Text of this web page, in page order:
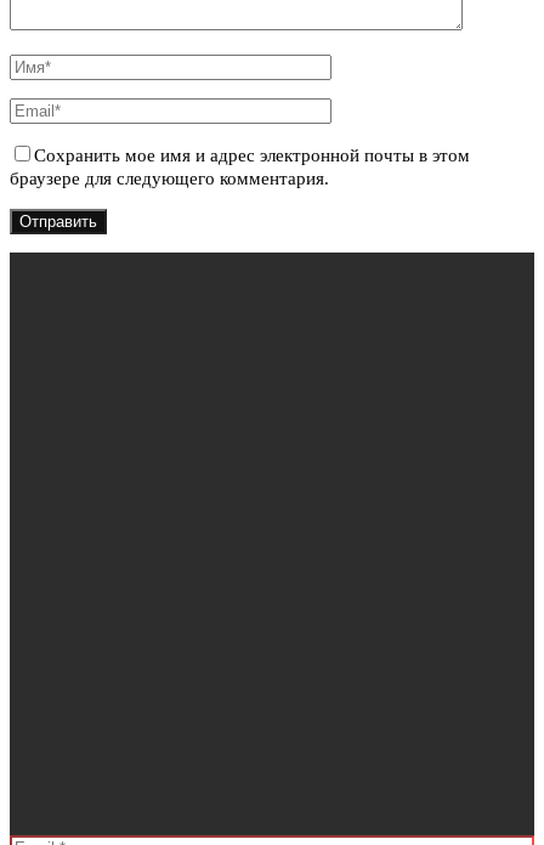
Сохранить мое имя и адрес электронной почты в этом
браузере для следующего комментария.